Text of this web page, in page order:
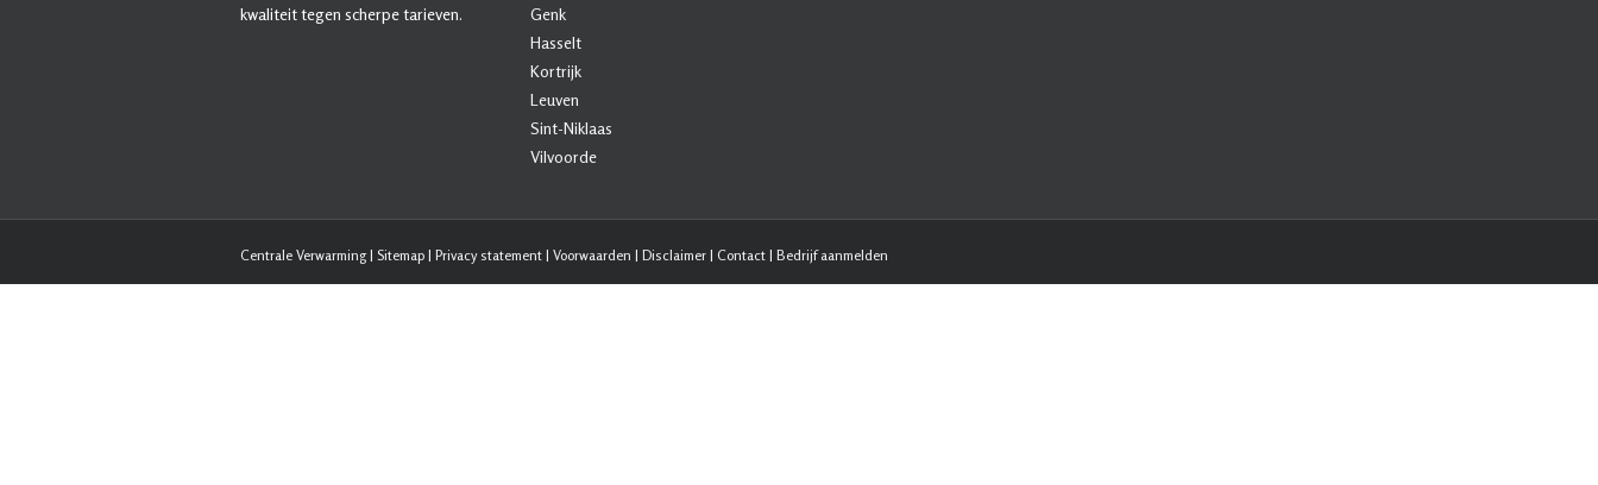
kwaliteit tegen scherpe tarieven.
Genk
Hasselt
Kortrijk
Leuven
Sint-Niklaas
Vilvoorde
Centrale Verwarming| Sitemap | Privacy statement | Voorwaarden | Disclaimer | Contact | Bedrijf aanmelden